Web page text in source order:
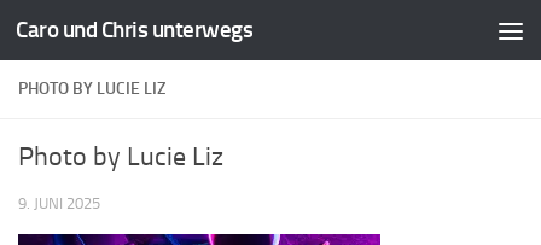
Zum Inhalt springen
Caro und Chris unterwegs
PHOTO BY LUCIE LIZ
Photo by Lucie Liz
9. JUNI 2025